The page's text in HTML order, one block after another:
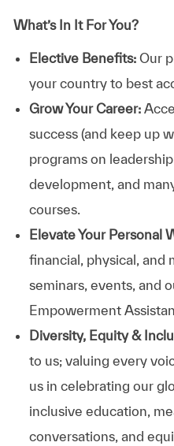
What’s In It For You?
Elective Benefits:Our
your country to best
Grow Your Career:
success (and keep up
programs on
development, and
courses.
Elevate Your Personal
financial, physical,
seminars, events, and
Empowerment
Diversity, Equity &
to us; valuing every
us in celebrating our
inclusive education,
conversations, and